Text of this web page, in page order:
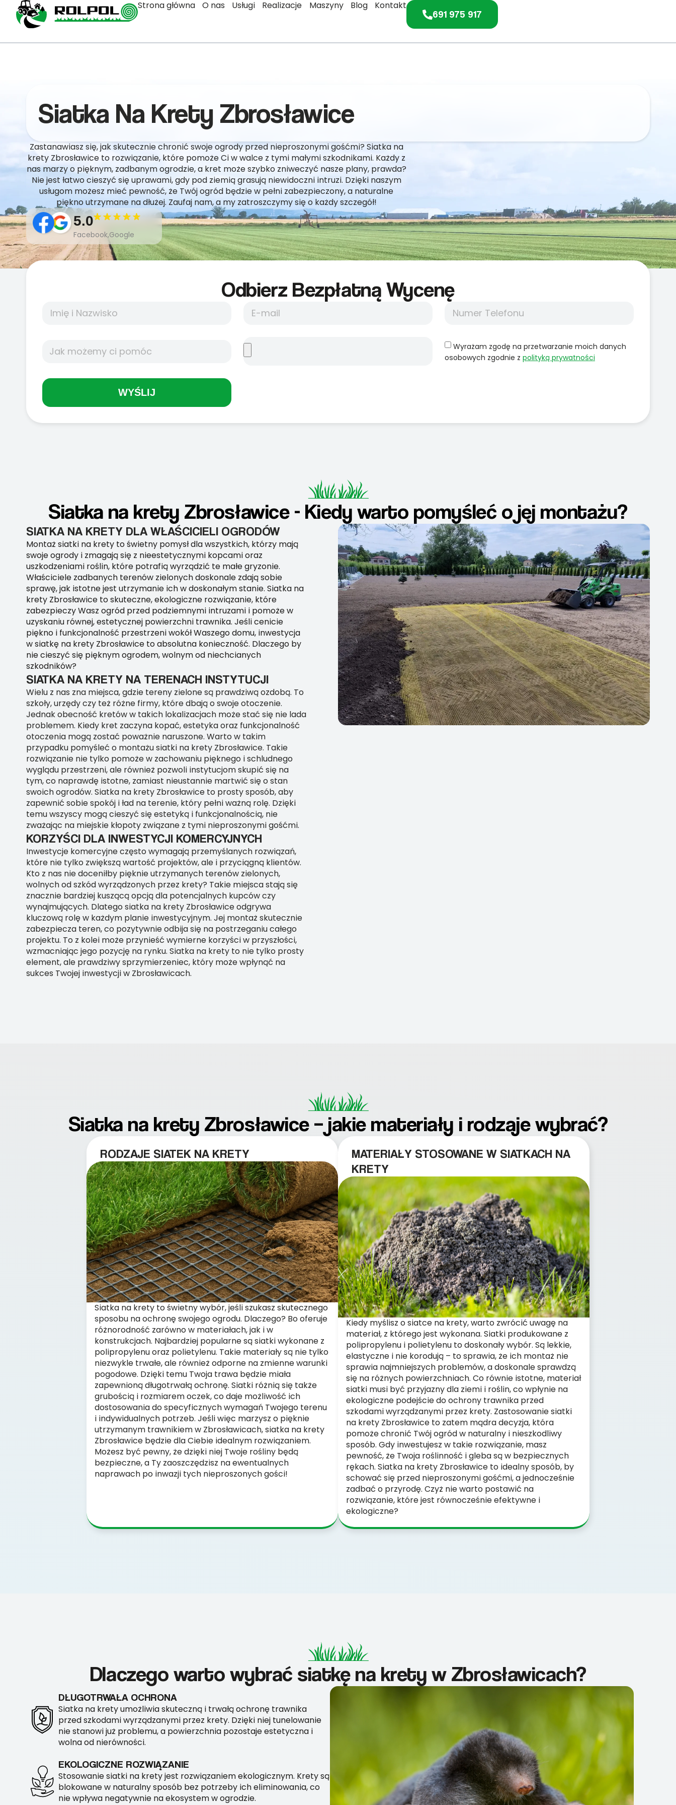
Strona główna O nas Usługi Realizacje Maszyny Blog Kontakt
691 975 917
Siatka Na Krety Zbrosławice
Zastanawiasz się, jak skutecznie chronić swoje ogrody przed nieproszonymi gośćmi? Siatka na
krety Zbrosławice to rozwiązanie, które pomoże Ci w walce z tymi małymi szkodnikami. Każdy z
nas marzy o pięknym, zadbanym ogrodzie, a kret może szybko zniweczyć nasze plany, prawda?
Nie jest łatwo cieszyć się uprawami, gdy pod ziemią grasują niewidoczni intruzi. Dzięki naszym
usługom możesz mieć pewność, że Twój ogród będzie w pełni zabezpieczony, a naturalne
piękno utrzymane na dłużej. Zaufaj nam, a my zatroszczymy się o każdy szczegół!
5.0
Facebook,Google
Odbierz Bezpłatną Wycenę
Wyrażam zgodę na przetwarzanie moich danych
osobowych zgodnie z polityką prywatności
WYŚLIJ
Siatka na krety Zbrosławice - Kiedy warto pomyśleć o jej montażu?
SIATKA NA KRETY DLA WŁAŚCICIELI OGRODÓW
Montaż siatki na krety to świetny pomysł dla wszystkich, którzy mają
swoje ogrody i zmagają się z nieestetycznymi kopcami oraz
uszkodzeniami roślin, które potrafią wyrządzić te małe gryzonie.
Właściciele zadbanych terenów zielonych doskonale zdają sobie
sprawę, jak istotne jest utrzymanie ich w doskonałym stanie. Siatka na
krety Zbrosławice to skuteczne, ekologiczne rozwiązanie, które
zabezpieczy Wasz ogród przed podziemnymi intruzami i pomoże w
uzyskaniu równej, estetycznej powierzchni trawnika. Jeśli cenicie
piękno i funkcjonalność przestrzeni wokół Waszego domu, inwestycja
w siatkę na krety Zbrosławice to absolutna konieczność. Dlaczego by
nie cieszyć się pięknym ogrodem, wolnym od niechcianych
szkodników?
SIATKA NA KRETY NA TERENACH INSTYTUCJI
Wielu z nas zna miejsca, gdzie tereny zielone są prawdziwą ozdobą. To
szkoły, urzędy czy też różne firmy, które dbają o swoje otoczenie.
Jednak obecność kretów w takich lokalizacjach może stać się nie lada
problemem. Kiedy kret zaczyna kopać, estetyka oraz funkcjonalność
otoczenia mogą zostać poważnie naruszone. Warto w takim
przypadku pomyśleć o montażu siatki na krety Zbrosławice. Takie
rozwiązanie nie tylko pomoże w zachowaniu pięknego i schludnego
wyglądu przestrzeni, ale również pozwoli instytucjom skupić się na
tym, co naprawdę istotne, zamiast nieustannie martwić się o stan
swoich ogrodów. Siatka na krety Zbrosławice to prosty sposób, aby
zapewnić sobie spokój i ład na terenie, który pełni ważną rolę. Dzięki
temu wszyscy mogą cieszyć się estetyką i funkcjonalnością, nie
zważając na miejskie kłopoty związane z tymi nieproszonymi gośćmi.
KORZYŚCI DLA INWESTYCJI KOMERCYJNYCH
Inwestycje komercyjne często wymagają przemyślanych rozwiązań,
które nie tylko zwiększą wartość projektów, ale i przyciągną klientów.
Kto z nas nie doceniłby pięknie utrzymanych terenów zielonych,
wolnych od szkód wyrządzonych przez krety? Takie miejsca stają się
znacznie bardziej kuszącą opcją dla potencjalnych kupców czy
wynajmujących. Dlatego siatka na krety Zbrosławice odgrywa
kluczową rolę w każdym planie inwestycyjnym. Jej montaż skutecznie
zabezpiecza teren, co pozytywnie odbija się na postrzeganiu całego
projektu. To z kolei może przynieść wymierne korzyści w przyszłości,
wzmacniając jego pozycję na rynku. Siatka na krety to nie tylko prosty
element, ale prawdziwy sprzymierzeniec, który może wpłynąć na
sukces Twojej inwestycji w Zbrosławicach.
Siatka na krety Zbrosławice – jakie materiały i rodzaje wybrać?
RODZAJE SIATEK NA KRETY
Siatka na krety to świetny wybór, jeśli szukasz skutecznego
sposobu na ochronę swojego ogrodu. Dlaczego? Bo oferuje
różnorodność zarówno w materiałach, jak i w
konstrukcjach. Najbardziej popularne są siatki wykonane z
polipropylenu oraz polietylenu. Takie materiały są nie tylko
niezwykle trwałe, ale również odporne na zmienne warunki
pogodowe. Dzięki temu Twoja trawa będzie miała
zapewnioną długotrwałą ochronę. Siatki różnią się także
grubością i rozmiarem oczek, co daje możliwość ich
dostosowania do specyficznych wymagań Twojego terenu
i indywidualnych potrzeb. Jeśli więc marzysz o pięknie
utrzymanym trawnikiem w Zbrosławicach, siatka na krety
Zbrosławice będzie dla Ciebie idealnym rozwiązaniem.
Możesz być pewny, że dzięki niej Twoje rośliny będą
bezpieczne, a Ty zaoszczędzisz na ewentualnych
naprawach po inwazji tych nieproszonych gości!
MATERIAŁY STOSOWANE W SIATKACH NA
KRETY
Kiedy myślisz o siatce na krety, warto zwrócić uwagę na
materiał, z którego jest wykonana. Siatki produkowane z
polipropylenu i polietylenu to doskonały wybór. Są lekkie,
elastyczne i nie korodują – to sprawia, że ich montaż nie
sprawia najmniejszych problemów, a doskonale sprawdzą
się na różnych powierzchniach. Co równie istotne, materiał
siatki musi być przyjazny dla ziemi i roślin, co wpłynie na
ekologiczne podejście do ochrony trawnika przed
szkodami wyrządzanymi przez krety. Zastosowanie siatki
na krety Zbrosławice to zatem mądra decyzja, która
pomoże chronić Twój ogród w naturalny i nieszkodliwy
sposób. Gdy inwestujesz w takie rozwiązanie, masz
pewność, że Twoja roślinność i gleba są w bezpiecznych
rękach. Siatka na krety Zbrosławice to idealny sposób, by
schować się przed nieproszonymi gośćmi, a jednocześnie
zadbać o przyrodę. Czyż nie warto postawić na
rozwiązanie, które jest równocześnie efektywne i
ekologiczne?
Dlaczego warto wybrać siatkę na krety w Zbrosławicach?
DŁUGOTRWAŁA OCHRONA
Siatka na krety umożliwia skuteczną i trwałą ochronę trawnika
przed szkodami wyrządzanymi przez krety. Dzięki niej tunelowanie
nie stanowi już problemu, a powierzchnia pozostaje estetyczna i
wolna od nierówności.
EKOLOGICZNE ROZWIĄZANIE
Stosowanie siatki na krety jest rozwiązaniem ekologicznym. Krety są
blokowane w naturalny sposób bez potrzeby ich eliminowania, co
nie wpływa negatywnie na ekosystem w ogrodzie.